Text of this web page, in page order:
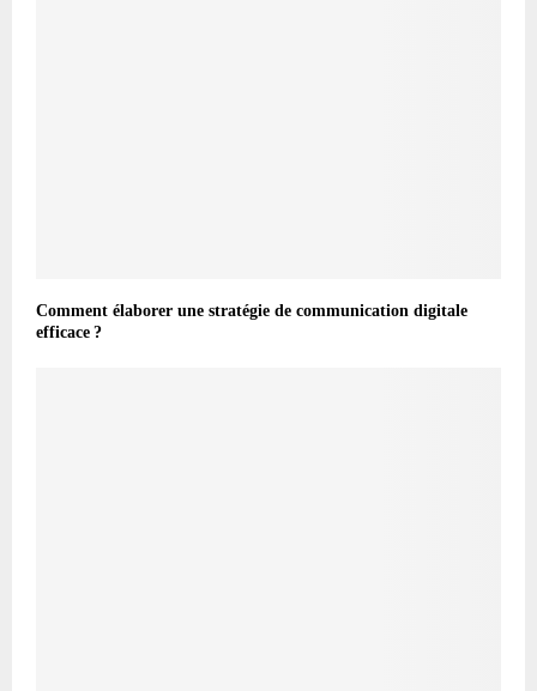
Comment élaborer une stratégie de communication digitale
efficace ?